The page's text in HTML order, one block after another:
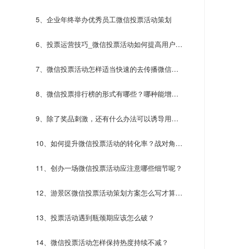
创建？
5、企业年终举办优秀员工微信投票活动策划
6、投票运营技巧_微信投票活动如何提高用户参
与感?
7、微信投票活动怎样适当快速的去传播微信投
票​活动？
8、微信投票排行榜的形式有哪些？哪种能增加
选手热情？
9、除了奖品刺激，还有什么办法可以诱导用户
主动传播？
10、如何提升微信投票活动的转化率？战对角度
才能决胜
11、创办一场微信投票活动应注意哪些细节呢？
12、游景区微信投票活动策划方案怎么写才算走
心了？
13、投票活动遇到瓶颈期应该怎么破？
14、微信投票活动怎样保持热度持续不减？